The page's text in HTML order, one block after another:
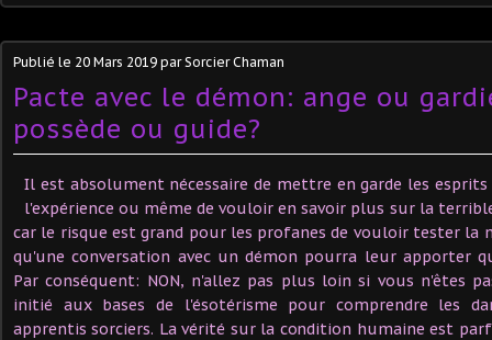
Publié le 20 Mars 2019 par Sorcier Chaman
Pacte avec le démon: ange ou
possède ou guide?
Il est absolument nécessaire de mettre en garde les
l'expérience ou même de vouloir en savoir plus sur la
car le risque est grand pour les profanes de vouloir tester la
qu'une conversation avec un démon pourra leur apporter
Par conséquent: NON, n'allez pas plus loin si vous n'êtes
initié aux bases de l'ésotérisme pour comprendre les
apprentis sorciers. La vérité sur la condition humaine est